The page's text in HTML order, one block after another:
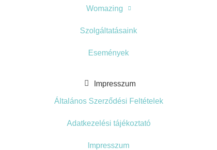
Womazing
Szolgáltatásaink
Események
Impresszum
Általános Szerződési Feltételek
Adatkezelési tájékoztató
Impresszum